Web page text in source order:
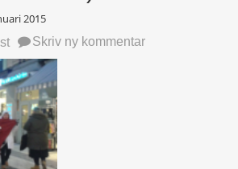
2015
Skriv ny kommentar